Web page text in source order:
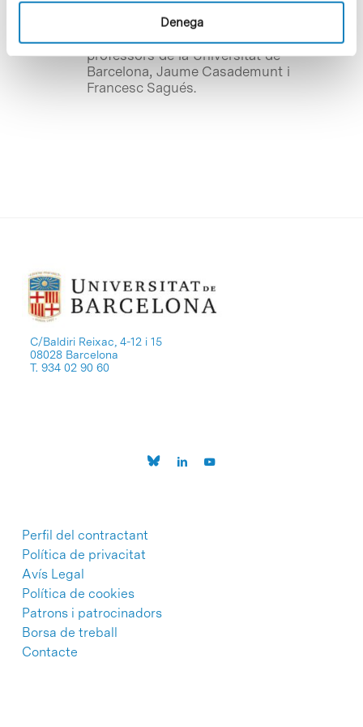
Denega
GROUP) –que forma part de la unitat
Co.S.Mo. LAB (Computer Simulation &
Modeling) ubicada al PCB– i els
professors de la Universitat de
Barcelona, Jaume Casademunt i
Francesc Sagués.
C/Baldiri Reixac, 4-12 i 15
08028 Barcelona
T. 934 02 90 60
Perfil del contractant
Política de privacitat
Avís Legal
Política de cookies
Patrons i patrocinadors
Borsa de treball
Contacte